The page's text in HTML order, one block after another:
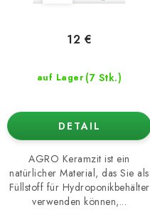
auf Lager (7 Stk.)
12 €
DETAIL
AGRO Keramzit ist ein
natürlicher Material, das Sie als
Füllstoff für Hydroponikbehälter
verwenden können,...